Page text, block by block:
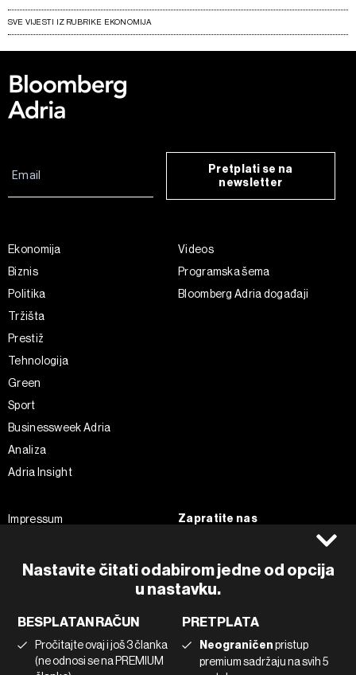
SVE VIJESTI IZ RUBRIKE EKONOMIJA
Nastavite čitati odabirom jedne od opcija
u nastavku.
BESPLATAN RAČUN
Pročitajte ovaj i još 3 članka
(ne odnosi se na PREMIUM
PRETPLATA
Neograničenpristup
premium sadržaju na svih 5
Pretplati se na
newsletter
Ekonomija
Biznis
Politika
Tržišta
Prestiž
Tehnologija
Green
Sport
Businessweek Adria
Analiza
Adria Insight
Videos
Programska šema
Bloomberg Adria događaji
Impressum
Pravila privatnosti
Korištenje umjetne inteligencije
Zapratite nas
Instagram
Twitter
Tiktok